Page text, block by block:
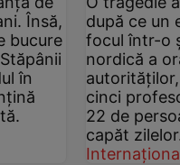
Însă,
bucure
în
după ce un
focul într-o
nordică a
cinci
22 de
capăt